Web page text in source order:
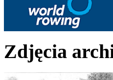
Zdjęcia